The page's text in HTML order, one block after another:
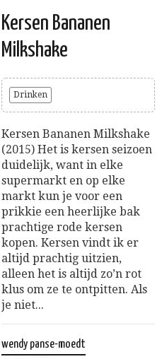
Kersen Bananen
Milkshake
Drinken
Kersen Bananen Milkshake
(2015) Het is kersen seizoen
duidelijk, want in elke
supermarkt en op elke
markt kun je voor een
prikkie een heerlijke bak
prachtige rode kersen
kopen. Kersen vindt ik er
altijd prachtig uitzien,
alleen het is altijd zo’n rot
klus om ze te ontpitten. Als
je niet...
wendy panse-moedt